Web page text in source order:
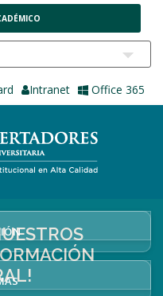
Intranet Office 365